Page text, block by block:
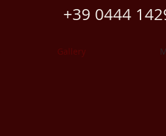
+39 0444
Gallery